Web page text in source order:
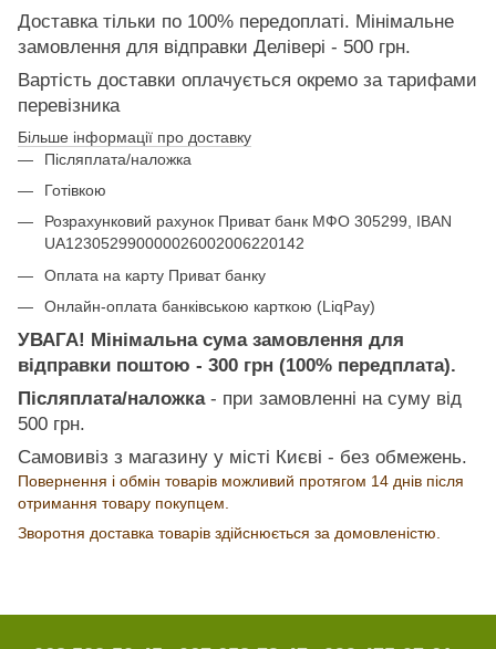
Доставка тільки по 100% передоплаті. Мінімальне
замовлення для відправки Делівері - 500 грн.
Вартість доставки оплачується окремо за тарифами
перевізника
Більше інформації про доставку
Післяплата/наложка
Готівкою
Розрахунковий рахунок Приват банк МФО 305299, IBAN
UA123052990000026002006220142
Оплата на карту Приват банку
Онлайн-оплата банківською карткою (LiqPay)
УВАГА! Мінімальна сума замовлення для
відправки поштою - 300 грн (100% передплата).
Післяплата/наложка- при замовленні на суму від
500 грн.
Самовивіз з магазину у місті Києві - без обмежень.
Повернення і обмін товарів можливий протягом 14 днів після
отримання товару покупцем.
Зворотня доставка товарів здійснюється за домовленістю.